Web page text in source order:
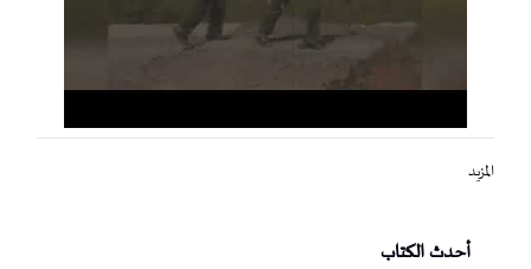
المزيد
أحدث الكتاب